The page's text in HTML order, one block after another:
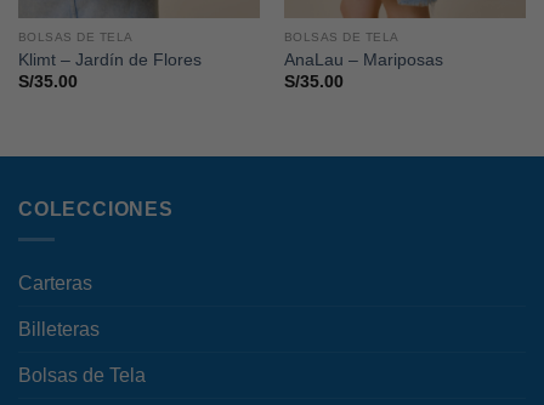
BOLSAS DE TELA
Klimt – Jardín de Flores
S/35.00
BOLSAS DE TELA
AnaLau – Mariposas
S/35.00
COLECCIONES
Carteras
Billeteras
Bolsas de Tela